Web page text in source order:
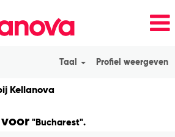
Taal Profiel weergeven
Kellanova(huidige
"Bucharest".